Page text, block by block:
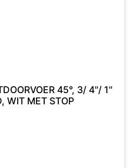
45°, 3/ 4"/ 1"
WIT MET STOP